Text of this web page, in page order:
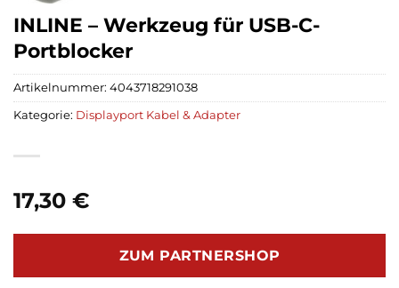
INLINE – Werkzeug für USB-C-
Portblocker
17,30 €
ZUM PARTNERSHOP
Artikelnummer: 4043718291038
Kategorie: Displayport Kabel & Adapter